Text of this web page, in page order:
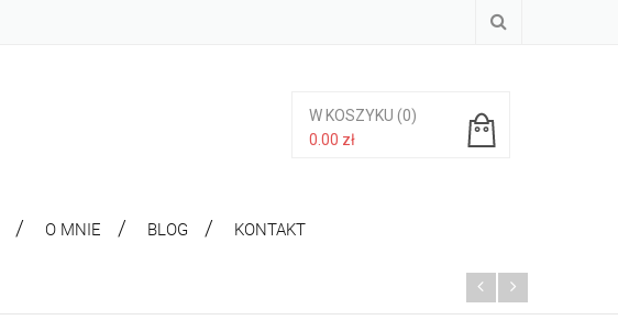
W KOSZYKU (0)
0.00 zł
O MNIE BLOG KONTAKT